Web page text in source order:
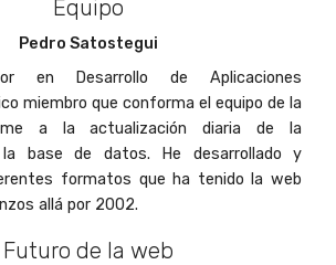
Equipo
Pedro Satostegui
en Desarrollo de Aplicaciones
miembro que conforma el equipo de la
a la actualización diaria de la
base de datos. He desarrollado y
formatos que ha tenido la web
allá por 2002.
Futuro de la web